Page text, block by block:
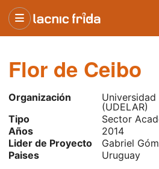
Flor de Ceibo
Organización
Universidad
(UDELAR)
Tipo
Sector
Años
2014
Lider de Proyecto
Gabriel
Paises
Uruguay